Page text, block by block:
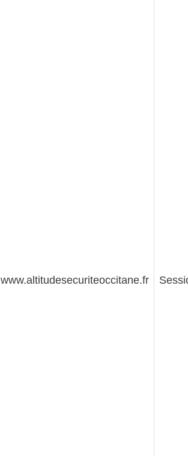
www.altitudesecuriteoccitane.fr